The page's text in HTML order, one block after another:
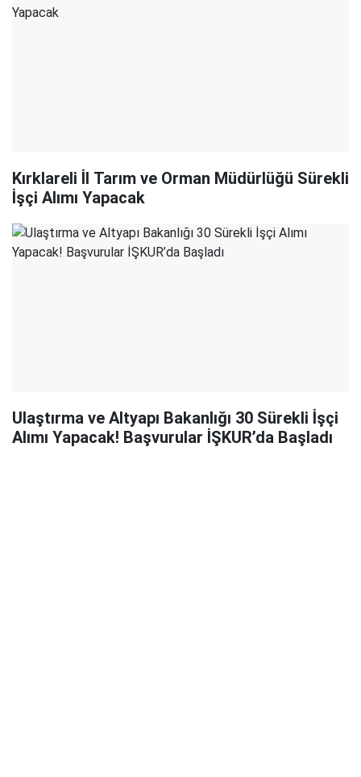
Kırklareli İl Tarım ve Orman Müdürlüğü Sürekli
İşçi Alımı Yapacak
Ulaştırma ve Altyapı Bakanlığı 30 Sürekli İşçi
Alımı Yapacak! Başvurular İŞKUR’da Başladı